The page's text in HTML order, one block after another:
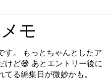
モ
す。 もっとちゃんとしたア
けど😅 あとエントリー後に
る編集日が微妙かも。